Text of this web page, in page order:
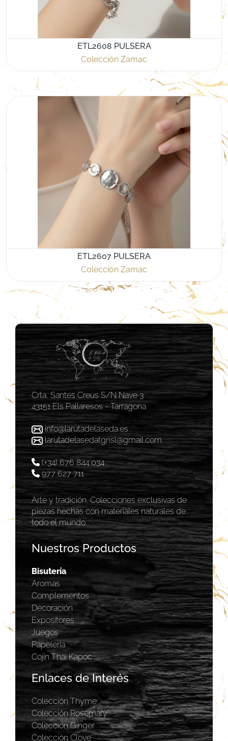
ETL2608 PULSERA
Colección Zamac
ETL2607 PULSERA
Colección Zamac
Crta, Santes Creus S/N Nave 3
43151 Els Pallaresos - Tarragona
info@larutadelaseda.es
larutadelasedatgnsl@gmail.com
(+34) 676 844 034
977 627 711
Arte y tradición. Colecciones exclusivas de
piezas hechas con materiales naturales de
todo el mundo.
Nuestros Productos
Bisutería
Aromas
Complementos
Decoración
Expositores
Juegos
Papelería
Cojín Thai Kapoc
Enlaces de Interés
Colección Thyme
Colección Rosemary
Coleccion Ginger
Colección Clove